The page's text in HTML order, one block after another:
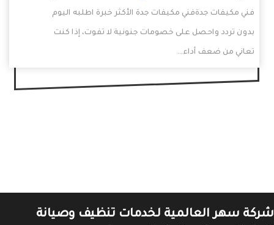
فني مكيفات جدةفني مكيفات جدة الأكثر خبرة اطلبه اليوم
بدون تردد واحصل على خصومات جنونية لا تفوت، إذا كنت
تعاني من ضعف أداء…
شركة سهر العالمية لخدمات تنظيف وصيانة